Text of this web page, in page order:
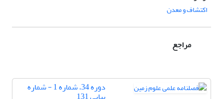
اکتشاف و معدن
مراجع
دوره 34، شماره 1 - شماره